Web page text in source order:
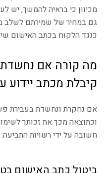
מכיוון כי בראיה להמשך, יש
גם במחיר של שמירתם לשלב
כנגד הלקוח בכתב האישום
מה קורה אם
קיבלת מכתב יידוע על
אם נחקרת ונחשדת בעבירת
וכתוצאה מכך את זכותך
חשובה על ידי רשויות התביעה.